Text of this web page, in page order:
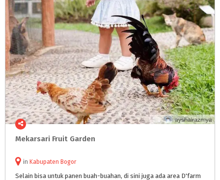
Mekarsari Fruit Garden
in Kabupaten Bogor
Selain bisa untuk panen buah-buahan, di sini juga ada area D'farm